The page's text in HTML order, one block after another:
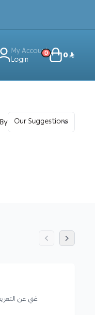
My Account
Login 0 0
غني عن